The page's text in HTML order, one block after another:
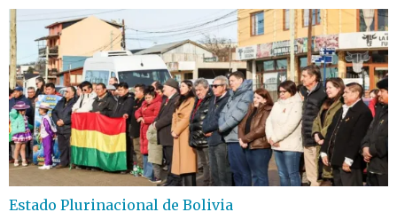
Estado Plurinacional de Bolivia